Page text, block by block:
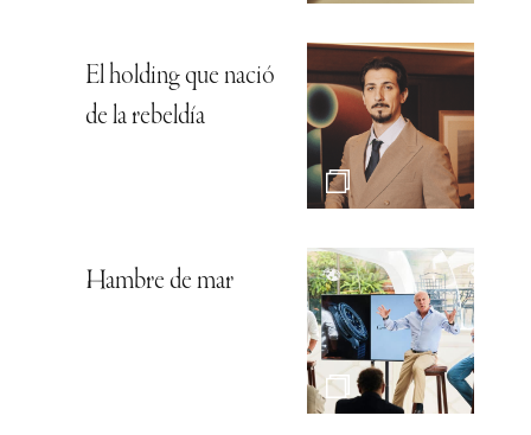
El holding que nació
de la rebeldía
Hambre de mar